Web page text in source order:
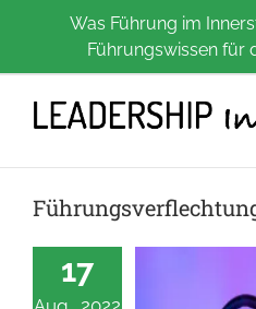
Was Führung im
Führungswissen für
17